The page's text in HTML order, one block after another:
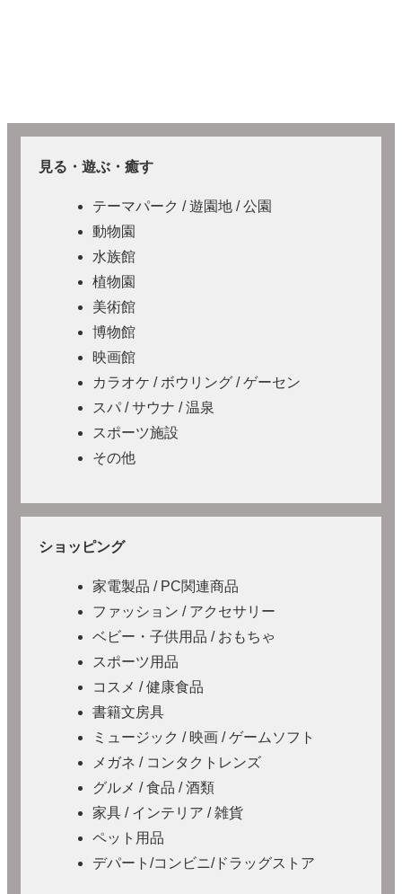
見る・遊ぶ・癒す
テーマパーク / 遊園地 / 公園
動物園
水族館
植物園
美術館
博物館
映画館
カラオケ / ボウリング / ゲーセン
スパ / サウナ / 温泉
スポーツ施設
その他
ショッピング
家電製品 / PC関連商品
ファッション / アクセサリー
ベビー・子供用品 / おもちゃ
スポーツ用品
コスメ / 健康食品
書籍文房具
ミュージック / 映画 / ゲームソフト
メガネ / コンタクトレンズ
グルメ / 食品 / 酒類
家具 / インテリア / 雑貨
ペット用品
デパート/コンビニ/ドラッグストア